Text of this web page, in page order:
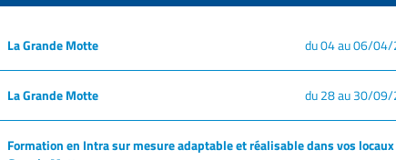
La Grande Motte du 04 au 06/04/
La Grande Motte du 28 au 30/09/
Formation en Intra sur mesure adaptable et réalisable dans vos locaux